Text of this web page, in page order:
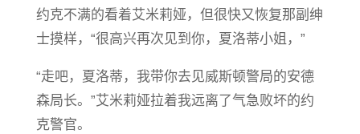
约克不满的看着艾米莉娅，但很快又恢复那副绅
士摸样，“很高兴再次见到你，夏洛蒂小姐，”
“走吧，夏洛蒂，我带你去见威斯顿警局的安德
森局长。”艾米莉娅拉着我远离了气急败坏的约
克警官。